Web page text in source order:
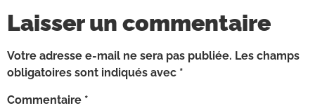
Laisser un commentaire
Votre adresse e-mail ne sera pas publiée. Les champs
obligatoires sont indiqués avec *
Commentaire *